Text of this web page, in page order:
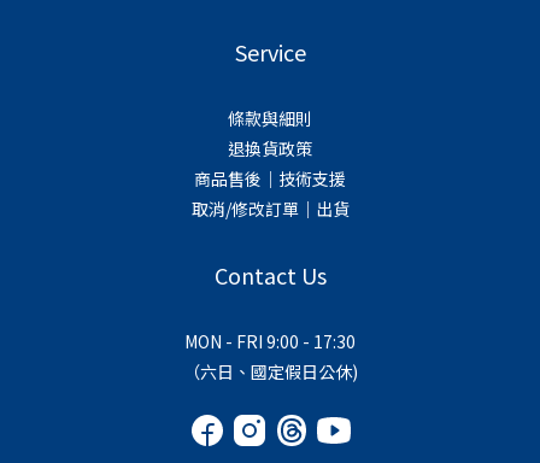
Service
條款與細則
退換貨政策
商品售後｜技術支援
取消/修改訂單｜出貨
Contact Us
MON - FRI 9:00 - 17:30
（六日、國定假日公休)